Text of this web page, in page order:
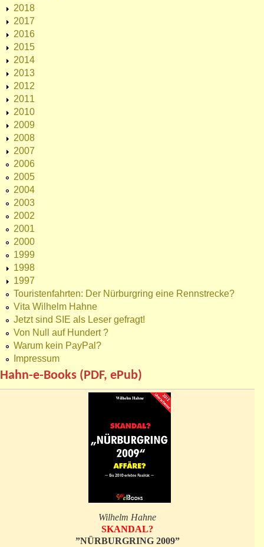
2018
2017
2016
2015
2014
2013
2012
2011
2010
2009
2008
2007
2006
2005
2004
2003
2002
2001
2000
1999
1998
1997
Touristenfahrten: Der Nürburgring eine Rennstrecke?
Vita Wilhelm Hahne
Jetzt sind SIE als Leser gefragt!
Von Null auf Hundert ?
Warum kein PayPal?
Impressum
Hahn-e-Books (PDF, ePub)
Wilhelm Hahne
SKANDAL?
”NÜRBURGRING 2009”